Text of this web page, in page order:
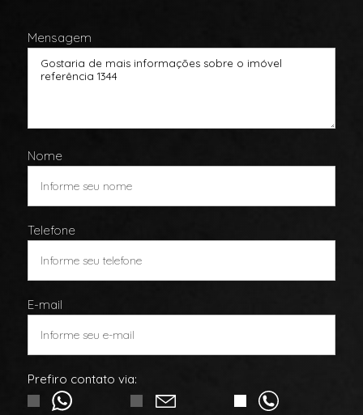
Mensagem
Nome
Telefone
E-mail
Prefiro contato via: